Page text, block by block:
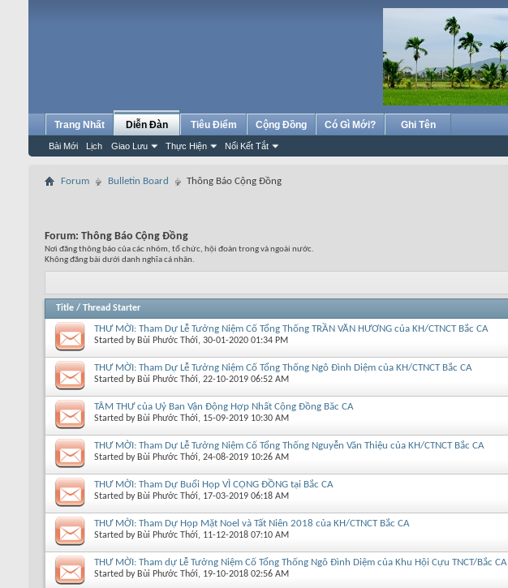
Trang Nhất Diễn Đàn
Bài Mới Lịch Giao Lưu Thực Hiện Nối Kết Tắt
Tiêu Điểm Cộng Đồng Có Gì Mới? Ghi Tên
Forum Bulletin Board Thông Báo Cộng Đồng
Forum: Thông Báo Cộng Đồng
Nơi đăng thông báo của các nhóm, tổ chức, hội đoàn trong và ngoài nước.
Không đăng bài dưới danh nghĩa cá nhân.
Title / Thread Starter
THƯ MỜI: Tham Dự Lễ Tưởng Niệm Cố Tổng Thống TRẦN VĂN HƯƠNG của KH/CTNCT Bắc CA
Started by Bùi Phước Thới, 30-01-2020 01:34 PM
THƯ MỜI: Tham Dự Lễ Tưởng Niệm Cố Tổng Thống Ngô Đình Diệm của KH/CTNCT Bắc CA
Started by Bùi Phước Thới, 22-10-2019 06:52 AM
TÂM THƯ của Uỷ Ban Vận Động Hợp Nhất Cộng Đồng Băc CA
Started by Bùi Phước Thới, 15-09-2019 10:30 AM
THƯ MỜI: Tham Dự Lễ Tưởng Niệm Cố Tổng Thống Nguyễn Văn Thiệu của KH/CTNCT Bắc CA
Started by Bùi Phước Thới, 24-08-2019 10:26 AM
THƯ MỜI: Tham Dự Buổi Họp VÌ CỘNG ĐỒNG tại Bắc CA
Started by Bùi Phước Thới, 17-03-2019 06:18 AM
THƯ MỜI: Tham Dự Họp Mặt Noel và Tất Niên 2018 của KH/CTNCT Bắc CA
Started by Bùi Phước Thới, 11-12-2018 07:10 AM
THƯ MỜI: Tham dự Lễ Tưởng Niệm Cố Tổng Thống Ngô Đình Diệm của Khu Hội Cựu TNCT/Bắc CA
Started by Bùi Phước Thới, 19-10-2018 02:56 AM